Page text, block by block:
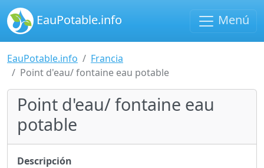
EauPotable.info Menú
EauPotable.info
Francia
Point d'eau/ fontaine eau potable
Point d'eau/ fontaine eau
potable
Descripción